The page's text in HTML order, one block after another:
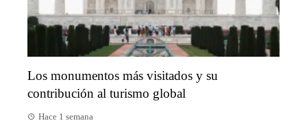
Los monumentos más visitados y su
contribución al turismo global
Hace 1 semana